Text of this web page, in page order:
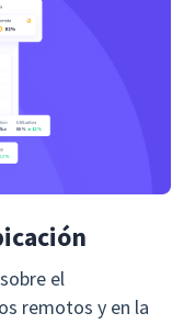
el
remotos y en la